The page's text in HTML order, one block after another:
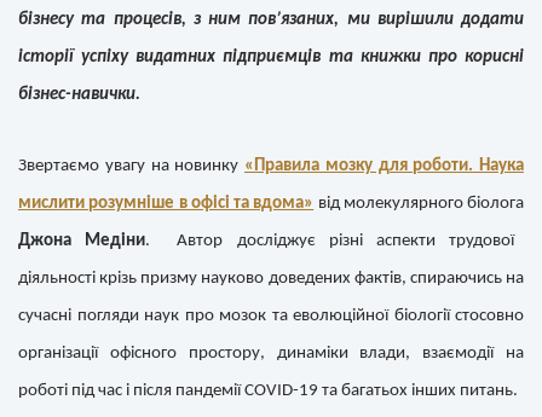
бізнесу та процесів, з ним пов’язаних, ми вирішили додати
історії успіху видатних підприємців та книжки про корисні
бізнес-навички.
Звертаємо увагу на новинку «Правила мозку для роботи. Наука
мислити розумніше в офісі та вдома» від молекулярного біолога
Джона Медіни. Автор досліджує різні аспекти трудової
діяльності крізь призму науково доведених фактів, спираючись на
сучасні погляди наук про мозок та еволюційної біології стосовно
організації офісного простору, динаміки влади, взаємодії на
роботі під час і після пандемії COVID-19 та багатьох інших питань.